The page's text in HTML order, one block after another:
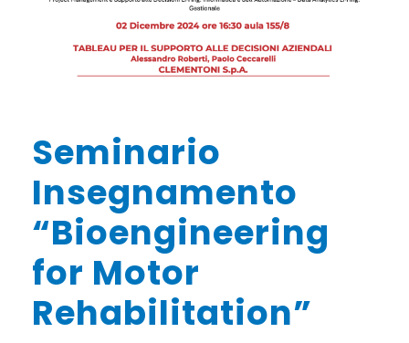
Seminario
Insegnamento
“Bioengineering
for Motor
Rehabilitation”